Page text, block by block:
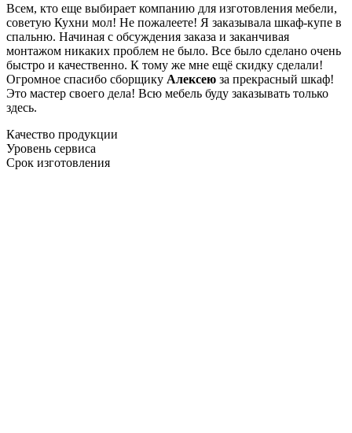
Всем, кто еще выбирает компанию для изготовления мебели,
советую Кухни мол! Не пожалеете! Я заказывала шкаф-купе в
спальню. Начиная с обсуждения заказа и заканчивая
монтажом никаких проблем не было. Все было сделано очень
быстро и качественно. К тому же мне ещё скидку сделали!
Огромное спасибо сборщику Алексею за прекрасный шкаф!
Это мастер своего дела! Всю мебель буду заказывать только
здесь.
Качество продукции
Уровень сервиса
Срок изготовления